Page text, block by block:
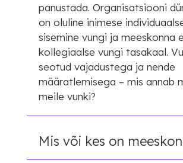
panustada. Organisatsiooni
on oluline inimese
sisemine vungi ja meeskonna
kollegiaalse vungi tasakaal.
seotud vajadustega ja nende
määratlemisega – mis annab
meile vunki?
Mis või kes on